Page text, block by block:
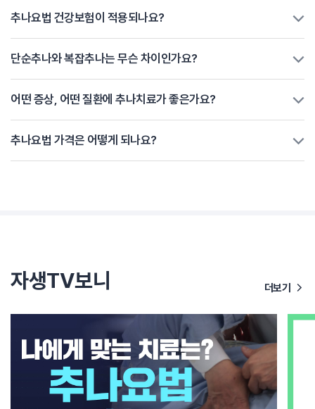
추나요법 건강보험이 적용되나요?
단순추나와 복잡추나는 무슨 차이인가요?
어떤 증상, 어떤 질환에 추나치료가 좋은가요?
추나요법 가격은 어떻게 되나요?
자생TV보니 더보기